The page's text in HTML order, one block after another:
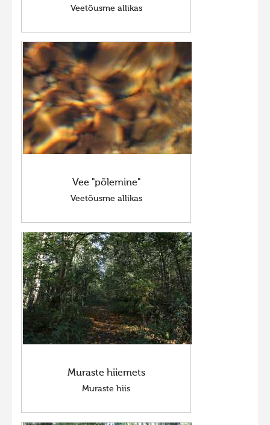
Veetõusme allikas
Vee "põlemine"
Veetõusme allikas
Muraste hiiemets
Muraste hiis